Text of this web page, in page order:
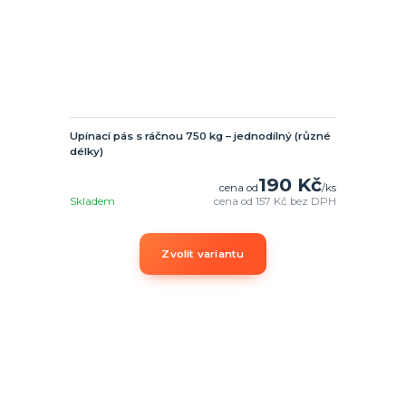
Upínací pás s ráčnou 750 kg – jednodílný (různé
délky)
cena od190 Kč/ks
cena od157 Kč bez DPH
Skladem
Zvolit variantu